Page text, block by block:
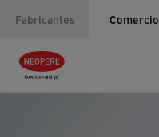
Fabricantes Comercio